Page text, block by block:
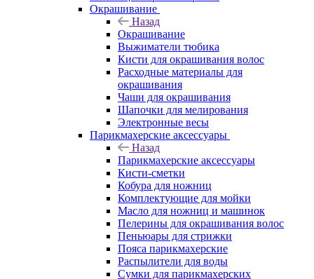
Окрашивание
Назад
Окрашивание
Выжиматели тюбика
Кисти для окрашивания волос
Расходные материалы для
окрашивания
Чаши для окрашивания
Шапочки для мелирования
Электронные весы
Парикмахерские аксессуары
Назад
Парикмахерские аксессуары
Кисти-сметки
Кобура для ножниц
Комплектующие для мойки
Масло для ножниц и машинок
Пелерины для окрашивания волос
Пеньюары для стрижки
Пояса парикмахерские
Распылители для воды
Сумки для парикмахерских